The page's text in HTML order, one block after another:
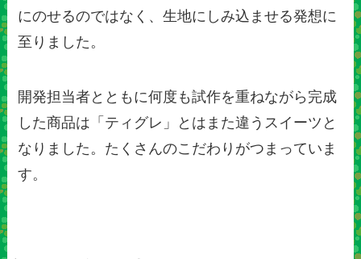
にのせるのではなく、生地にしみ込ませる発想に
至りました。
開発担当者とともに何度も試作を重ねながら完成
した商品は「ティグレ」とはまた違うスイーツと
なりました。たくさんのこだわりがつまっていま
す。